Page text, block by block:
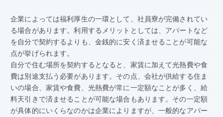
企業によっては福利厚生の一環として、社員寮が完備されてい
る場合があります。利用するメリットとしては、アパートなど
を自分で契約するよりも、金銭的に安く済ませることが可能な
点が挙げられます。
自分で住む場所を契約するとなると、家賃に加えて光熱費や食
費は別途支払う必要があります。その点、会社が供給する住ま
いの場合、家賃や食費、光熱費が常に一定額なことが多く、給
料天引きで済ませることが可能な場合もあります。その一定額
が具体的にいくらなのかは企業によりますが、一般的なアパー